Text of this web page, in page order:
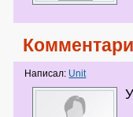
Написал: Unit